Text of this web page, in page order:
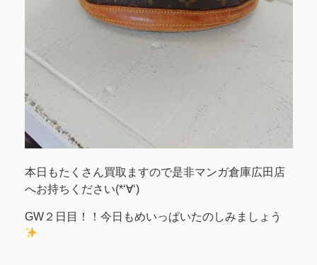
本日もたくさん買取ますので是非マンガ倉庫広田店
へお持ちください(*‘∀‘)
GW２日目！！今日もめいっぱいたのしみましょう